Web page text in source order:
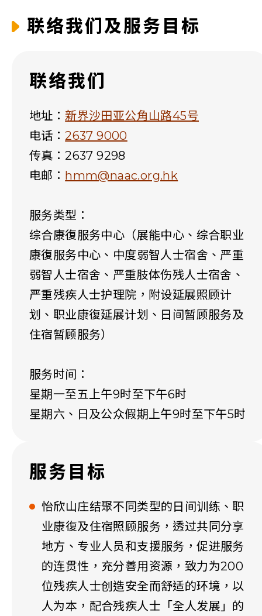
联络我们及服务目标
联络我们
地址：新界沙田亚公角山路45号
电话： 2637 9000
传真：2637 9298
电邮： hmm@naac.org.hk
服务类型：
综合康復服务中心（展能中心、综合职业
康復服务中心、中度弱智人士宿舍、严重
弱智人士宿舍、严重肢体伤残人士宿舍、
严重残疾人士护理院，附设延展照顾计
划、职业康復延展计划、日间暂顾服务及
住宿暂顾服务）
服务时间：
星期一至五上午9时至下午6时
星期六、日及公众假期上午9时至下午5时
服务目标
怡欣山庄结聚不同类型的日间训练、职
业康復及住宿照顾服务，透过共同分享
地方、专业人员和支援服务，促进服务
的连贯性，充分善用资源，致力为200
位残疾人士创造安全而舒适的环境，以
人为本，配合残疾人士「全人发展」的